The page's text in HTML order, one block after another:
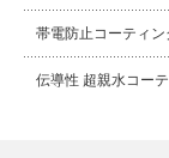
帯電防止コーティン
伝導性 超親水コー